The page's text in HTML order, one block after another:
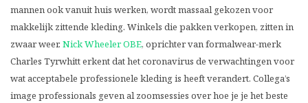
mannen ook vanuit huis werken, wordt massaal gekozen voor
makkelijk zittende kleding. Winkels die pakken verkopen, zitten in
zwaar weer. Nick Wheeler OBE, oprichter van formalwear-merk
Charles Tyrwhitt erkent dat het coronavirus de verwachtingen voor
wat acceptabele professionele kleding is heeft verandert. Collega’s
image professionals geven al zoomsessies over hoe je je het beste